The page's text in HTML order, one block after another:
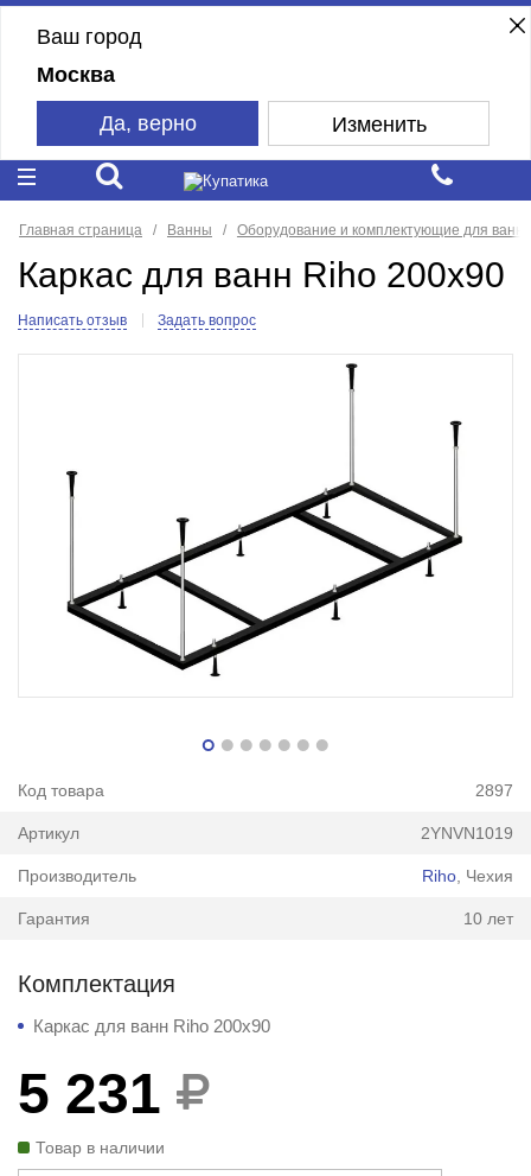
Ваш город
Москва
Да, верно Изменить
Главная страница Ванны Оборудование и комплектующие для ванн
Каркас для ванн Riho 200x90
Написать отзыв Задать вопрос
Код товара 2897
Артикул 2YNVN1019
Производитель Riho , Чехия
Гарантия 10 лет
Комплектация
Каркас для ванн Riho 200x90
5 231
Товар в наличии